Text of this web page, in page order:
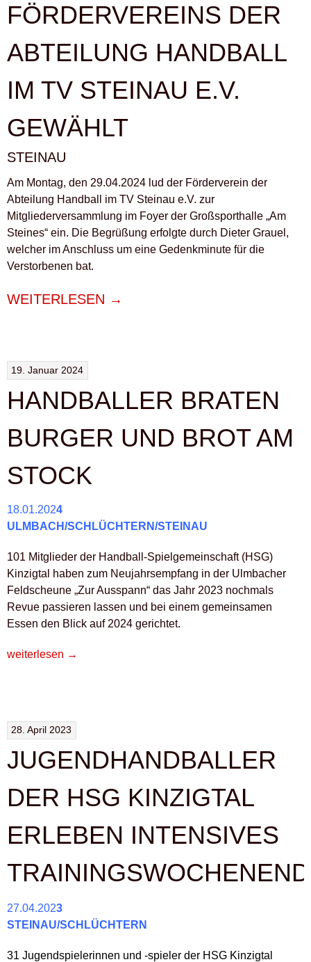
FÖRDERVEREINS DER
ABTEILUNG HANDBALL
IM TV STEINAU E.V.
GEWÄHLT
STEINAU
Am Montag, den 29.04.2024 lud der Förderverein der
Abteilung Handball im TV Steinau e.V. zur
Mitgliederversammlung im Foyer der Großsporthalle „Am
Steines“ ein. Die Begrüßung erfolgte durch Dieter Grauel,
welcher im Anschluss um eine Gedenkminute für die
Verstorbenen bat.
„NEUER
FÖRDERVEREINS
DER
ABTEILUNG
IM
TV
STEINAU
E.V.
GEWÄHLT“
WEITERLESEN →
19. Januar 2024
HANDBALLER BRATEN
BURGER UND BROT AM
STOCK
18.01.2024
ULMBACH/SCHLÜCHTERN/STEINAU
101 Mitglieder der Handball-Spielgemeinschaft (HSG)
Kinzigtal haben zum Neujahrsempfang in der Ulmbacher
Feldscheune „Zur Ausspann“ das Jahr 2023 nochmals
Revue passieren lassen und bei einem gemeinsamen
Essen den Blick auf 2024 gerichtet.
„HANDBALLER
BROT
AM
STOCK“
weiterlesen →
28. April 2023
JUGENDHANDBALLER
DER HSG KINZIGTAL
ERLEBEN INTENSIVES
27.04.2023
STEINAU/SCHLÜCHTERN
31 Jugendspielerinnen und -spieler der HSG Kinzigtal